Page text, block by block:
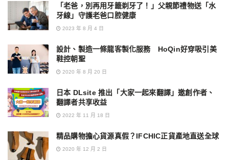
「老爸，別再用牙籤剃牙了！」父親節禮物送「水
牙線」守護老爸口腔健康
2023 年 8 月 4 日
設計、製造一條龍客製化服務 HoQin好穿吸引美
鞋控朝聖
2020 年 8 月 20 日
日本 DLsite 推出「大家一起來翻譯」邀創作者、
翻譯者共享收益
2022 年 11 月 18 日
精品購物擔心貨源真假？IFCHIC正貨產地直送全球
2020 年 12 月 2 日